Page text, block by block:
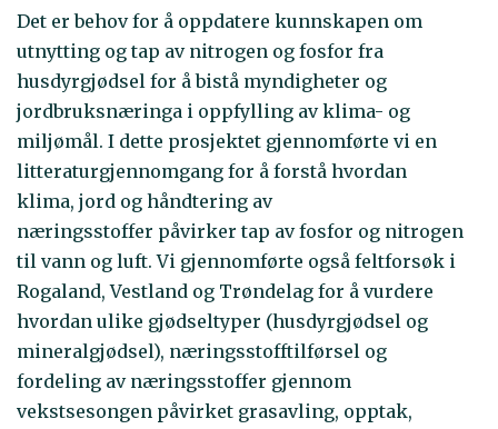
Det er behov for å oppdatere kunnskapen om
utnytting og tap av nitrogen og fosfor fra
husdyrgjødsel for å bistå myndigheter og
jordbruksnæringa i oppfylling av klima- og
miljømål. I dette prosjektet gjennomførte vi en
litteraturgjennomgang for å forstå hvordan
klima, jord og håndtering av
næringsstoffer påvirker tap av fosfor og nitrogen
til vann og luft. Vi gjennomførte også feltforsøk i
Rogaland, Vestland og Trøndelag for å vurdere
hvordan ulike gjødseltyper (husdyrgjødsel og
mineralgjødsel), næringsstofftilførsel og
fordeling av næringsstoffer gjennom
vekstsesongen påvirket grasavling, opptak,